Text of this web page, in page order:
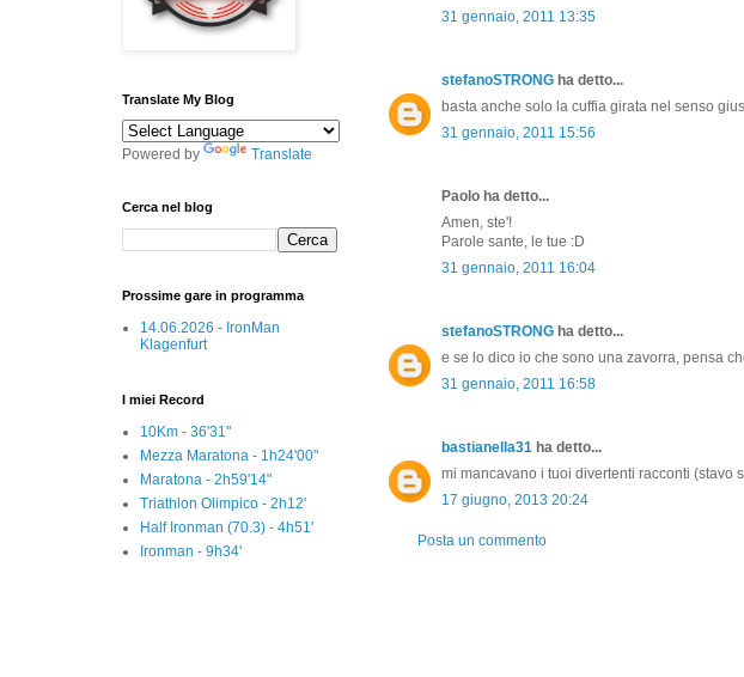
31 gennaio, 2011 13:35
stefanoSTRONG ha detto...
basta anche solo la cuffia girata nel senso
31 gennaio, 2011 15:56
Paolo ha detto...
Amen, ste'!
Parole sante, le tue :D
31 gennaio, 2011 16:04
stefanoSTRONG ha detto...
e se lo dico io che sono una zavorra, pensa
31 gennaio, 2011 16:58
bastianella31 ha detto...
mi mancavano i tuoi divertenti racconti (stavo
17 giugno, 2013 20:24
Posta un commento
Translate My Blog
Powered by Translate
Cerca nel blog
Prossime gare in programma
14.06.2026 - IronMan
Klagenfurt
I miei Record
10Km - 36'31"
Mezza Maratona - 1h24'00"
Maratona - 2h59'14"
Triathlon Olimpico - 2h12'
Half Ironman (70.3) - 4h51'
Ironman - 9h34'